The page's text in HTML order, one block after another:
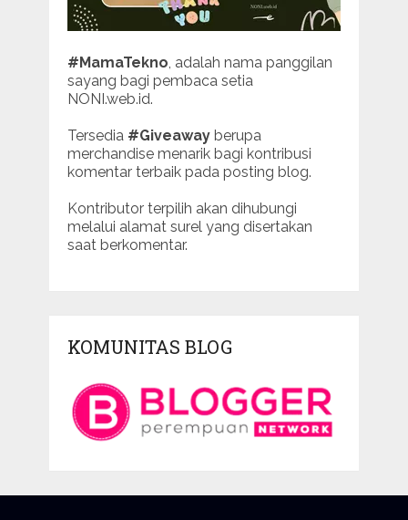
#MamaTekno , adalah nama panggilan
sayang bagi pembaca setia
NONI.web.id.
Tersedia #Giveawayberupa
merchandise menarik bagi kontribusi
komentar terbaik pada posting blog.
Kontributor terpilih akan dihubungi
melalui alamat surel yang disertakan
saat berkomentar.
KOMUNITAS BLOG